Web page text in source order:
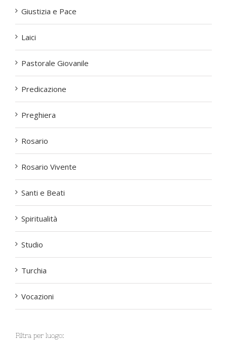
Giustizia e Pace
Laici
Pastorale Giovanile
Predicazione
Preghiera
Rosario
Rosario Vivente
Santi e Beati
Spiritualità
Studio
Turchia
Vocazioni
Filtra per luogo: